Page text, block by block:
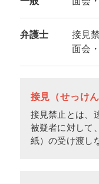
弁護士
接見
面会
接見（せっけ
接見禁止とは、
被疑者に対して
紙）の受け渡し